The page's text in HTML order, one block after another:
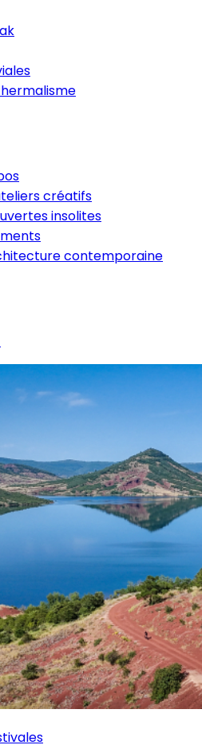
créatifs
insolites
contemporaine